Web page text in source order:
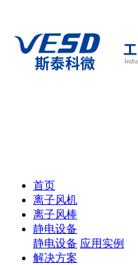
首页
离子风机
离子风棒
静电设备
静电设备 应用实例
解决方案